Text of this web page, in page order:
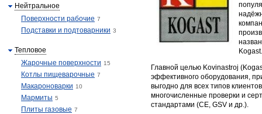
Kogast.
Главной целью Kovinastroj
эффективного оборудования,
выгодно для всех типов
многочисленные проверки и
стандартами (CE, GSV и др.).
Нейтральное
Поверхности рабочие 7
Подставки и подтоварники 3
Тепловое
Жарочные поверхности 15
Котлы пищеварочные 7
Макароноварки 10
Мармиты 5
Плиты газовые 7